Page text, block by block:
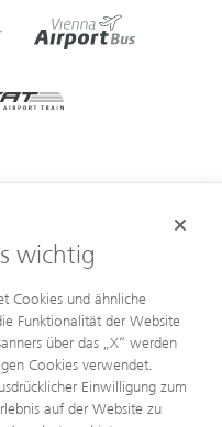
wichtig
Cookies und ähnliche
Funktionalität der Website
über das „X“ werden
Cookies verwendet.
Einwilligung zum
auf der Website zu